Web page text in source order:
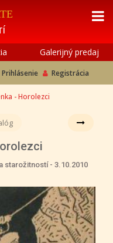
Galerijný predaj
Prihlásenie Registrácia
- Horolezci
starožitností - 3.10.2010